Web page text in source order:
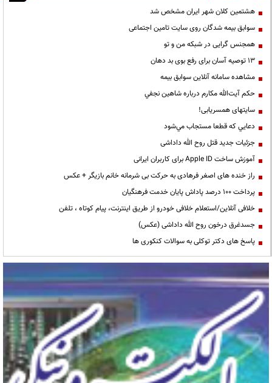
هشتمین کلان شهر ایران مشخص شد
سوابق بیمه شدگان روی سایت تامین اجتماعی
همجنس گرایی در شبکه من و تو
13 توصیه آسان برای رفع بوی بد دهان
مشاهده سامانه آنلاين سوابق بیمه
حكم آيت‌الله مكارم درباره شاهين نجفي
سایتهای همسریابی!
دعايي كه قطعا مستجاب مي‌شود
جزئیات جدید قتل روح الله داداشی
آموزش ساخت Apple ID برای کاربران ایرانی
راز خنده های اصغر فرهادی به حرکت بی شرمانه خانم بازیگر + عکس
پرداخت ۱۰۰ درصد پاداش پایان خدمت فرهنگیان
خلافی آنلاین/استعلام خلافی خودرو از طریق اینترنت، پیام کوتاه ، تلفن
جسدغرق درخون روح الله داداشی (عکس)
پاسخ های دکتر توکلی به سوالات کنکوری ها